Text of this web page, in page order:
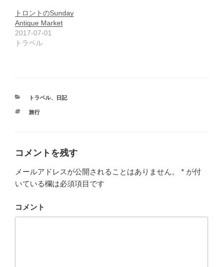
トロントのSunday
Antique Market
2017-07-01
トラベル
カ
ゴ
トラベル、 日記
タ
旅行
コメントを残す
メールアドレスが公開されることはありません。 * が付
いている欄は必須項目です
コメント